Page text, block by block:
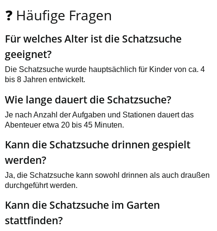
❓ Häufige Fragen
Für welches Alter ist die Schatzsuche
geeignet?
Die Schatzsuche wurde hauptsächlich für Kinder von ca. 4
bis 8 Jahren entwickelt.
Wie lange dauert die Schatzsuche?
Je nach Anzahl der Aufgaben und Stationen dauert das
Abenteuer etwa 20 bis 45 Minuten.
Kann die Schatzsuche drinnen gespielt
werden?
Ja, die Schatzsuche kann sowohl drinnen als auch draußen
durchgeführt werden.
Kann die Schatzsuche im Garten
stattfinden?